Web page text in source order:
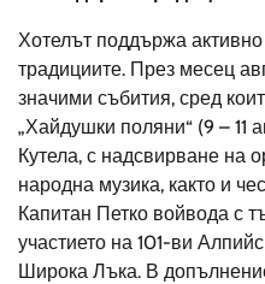
Хотелът поддържа
традициите. През месец
значими събития, сред
„Хайдушки поляни“ (9 – 11
Кутела, с надсвирване на
народна музика, както и
Капитан Петко войвода с
участието на 101-ви
Широка Лъка. В